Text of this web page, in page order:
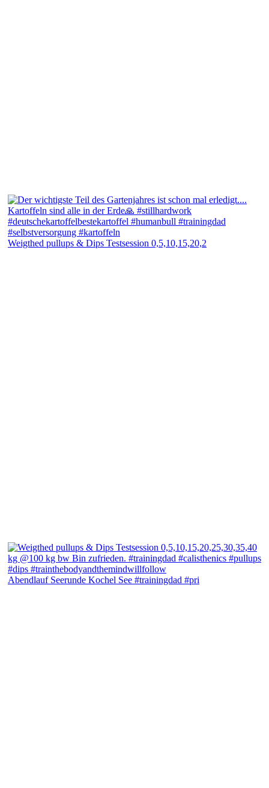
Weigthed pullups & Dips Testsession 0,5,10,15,20,2
Abendlauf Seerunde Kochel See #trainingdad #pri